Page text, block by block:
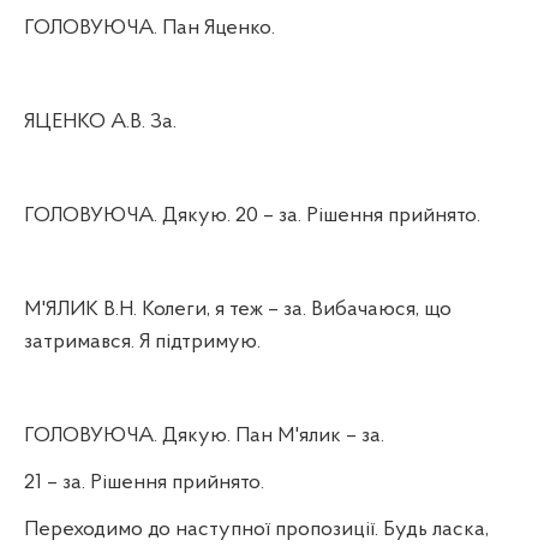
ГОЛОВУЮЧА. Пан Яценко.
ЯЦЕНКО А.В. За.
ГОЛОВУЮЧА. Дякую. 20 – за. Рішення прийнято.
М'ЯЛИК В.Н. Колеги, я теж – за. Вибачаюся, що
затримався. Я підтримую.
ГОЛОВУЮЧА. Дякую. Пан М'ялик – за.
21 – за. Рішення прийнято.
Переходимо до наступної пропозиції. Будь ласка,